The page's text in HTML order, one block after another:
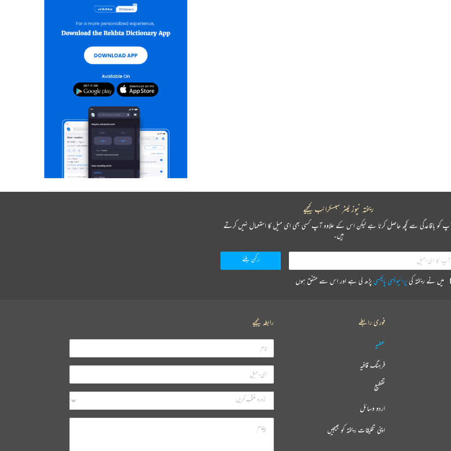
ریختہ نیوز لیٹر سبسکرائب کیجیے
کو باقاعدگی سے کچھ حاصل کرنا ہے لیکن اس کے علاوہ آپ کسی بھی ای میل کا استعمال نہیں کرتے
ہیں۔
میں نے ریختہ کی پرائیویسی پالیسی پڑھ لی ہے اور اس سے متفق ہوں
فوری رابطے
عطیہ
فرہنگ قافیہ
تقطیع
اردو وسائل
اپنی تخلیقات ریختہ کو بھیجیں
رابطہ کیجیے